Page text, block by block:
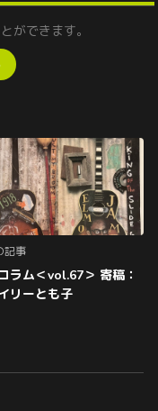
ができます。
記事
ラム＜vol.67＞ 寄稿：
リーとも子